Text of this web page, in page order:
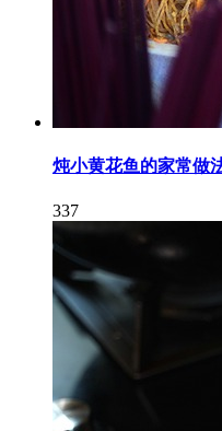
炖小黄花鱼的家常做
337